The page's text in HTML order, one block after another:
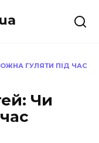
ГУЛЯТИ ПІД ЧАС
Чи